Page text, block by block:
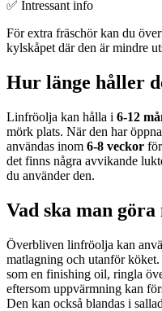
✅ Intressant info
För extra fräschör kan du
kylskåpet där den är mindre
Hur länge håller
Linfröolja kan hålla i 6-12
mörk plats. När den har
användas inom 6-8 veckor
det finns några avvikande
du använder den.
Vad ska man
Överbliven linfröolja kan
matlagning och utanför
som en finishing oil, ringla
eftersom uppvärmning kan
Den kan också blandas i